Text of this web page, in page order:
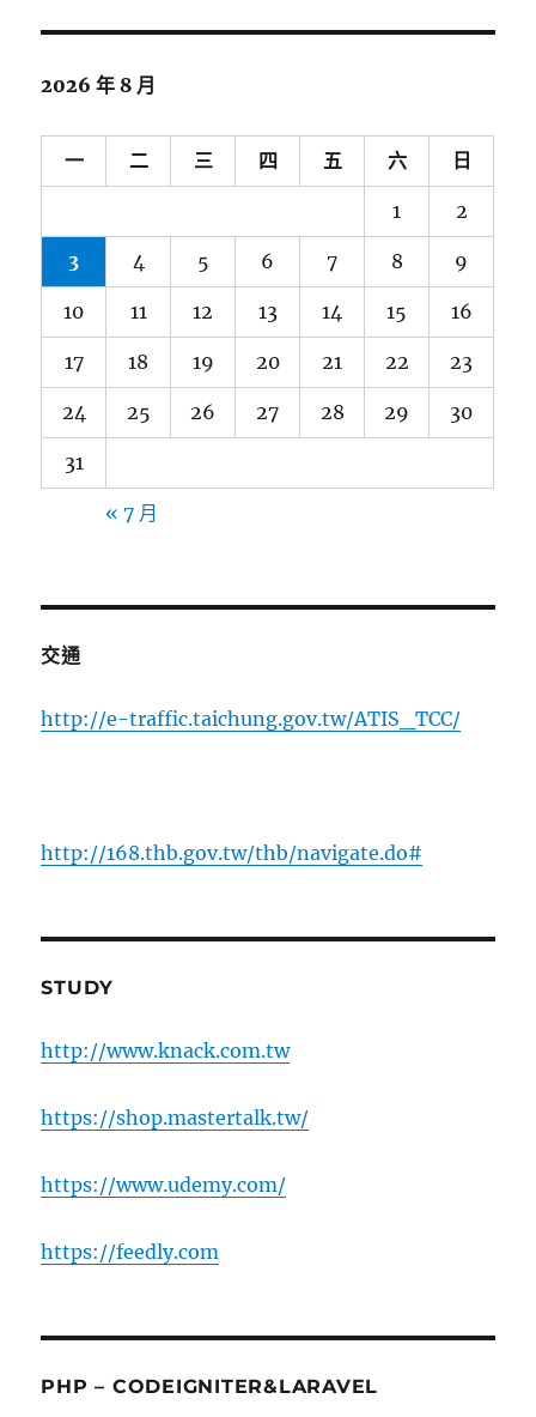
2026 年 8 月
一 二 三 四 五 六 日
1 2
3 4 5 6 7 8 9
10 11 12 13 14 15 16
17 18 19 20 21 22 23
24 25 26 27 28 29 30
31
« 7 月
交通
http://e-traffic.taichung.gov.tw/ATIS_TCC/
http://168.thb.gov.tw/thb/navigate.do#
STUDY
http://www.knack.com.tw
https://shop.mastertalk.tw/
https://www.udemy.com/
https://feedly.com
PHP – CODEIGNITER&LARAVEL